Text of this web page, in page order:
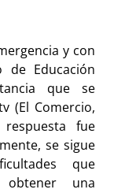
y con
Educación
que se
(El Comercio,
fue
se sigue
que
una